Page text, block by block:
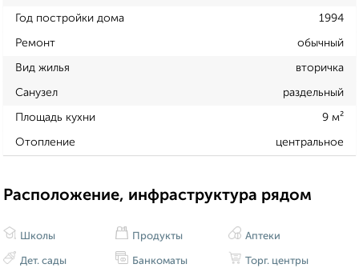
Год постройки дома 1994
Ремонт обычный
Вид жилья вторичка
Санузел раздельный
Площадь кухни 9 м²
Отопление центральное
Расположение, инфраструктура рядом
Школы
Дет. сады
Продукты
Банкоматы
Аптеки
Торг. центры